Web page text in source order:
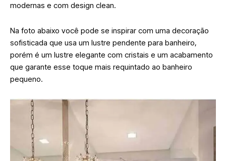
modernas e com design clean.
Na foto abaixo você pode se inspirar com uma decoração
sofisticada que usa um lustre pendente para banheiro,
porém é um lustre elegante com cristais e um acabamento
que garante esse toque mais requintado ao banheiro
pequeno.